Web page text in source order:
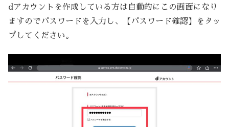
dアカウントを作成している方は自動的にこの画面になり
ますのでパスワードを入力し、【パスワード確認】をタッ
プしてください。